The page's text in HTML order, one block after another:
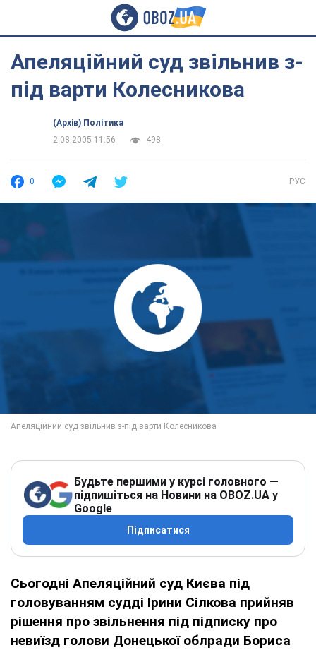
Апеляційний суд звільнив з-
під варти Колесникова
(Архів) Політика
2.08.2005 11:56
498
0 РУС
Будьте першими у курсі головного —
підпишіться на Новини на OBOZ.UA у
Google
Підписатися
Сьогодні Апеляційний суд Києва під
головуванням судді Ірини Сілкова прийняв
рішення про звільнення під підписку про
невиїзд голови Донецької облради Бориса